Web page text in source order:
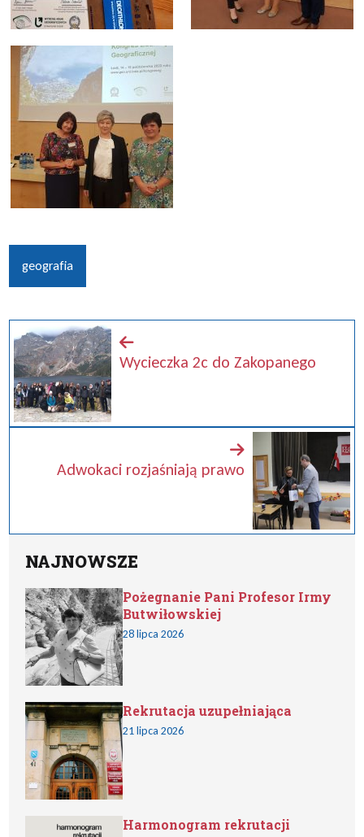
geografia
Wycieczka 2c do Zakopanego
Adwokaci rozjaśniają prawo
NAJNOWSZE
Pożegnanie Pani Profesor Irmy
Butwiłowskiej
28 lipca 2026
Rekrutacja uzupełniająca
21 lipca 2026
Harmonogram rekrutacji